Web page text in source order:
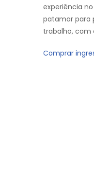
experiência
patamar para
trabalho, com
Comprar